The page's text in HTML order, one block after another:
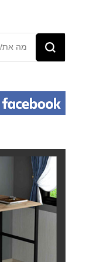
מחפש/ת
משהו?